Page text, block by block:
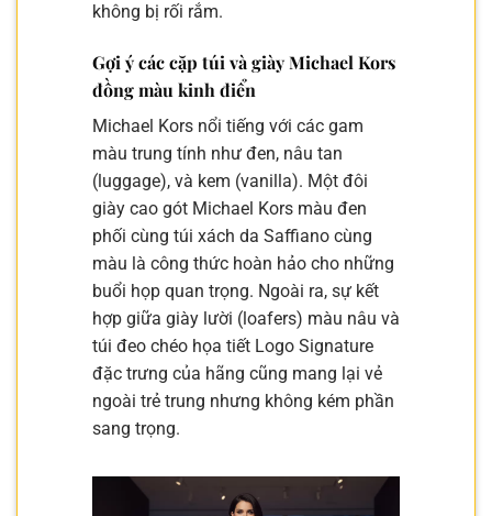
không bị rối rắm.
Gợi ý các cặp túi và giày Michael Kors
đồng màu kinh điển
Michael Kors nổi tiếng với các gam
màu trung tính như đen, nâu tan
(luggage), và kem (vanilla). Một đôi
giày cao gót Michael Kors màu đen
phối cùng túi xách da Saffiano cùng
màu là công thức hoàn hảo cho những
buổi họp quan trọng. Ngoài ra, sự kết
hợp giữa giày lười (loafers) màu nâu và
túi đeo chéo họa tiết Logo Signature
đặc trưng của hãng cũng mang lại vẻ
ngoài trẻ trung nhưng không kém phần
sang trọng.